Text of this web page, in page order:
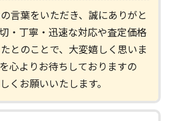
言葉をいただき、誠にありがと
・丁寧・迅速な対応や査定価格
とのことで、大変嬉しく思いま
心よりお待ちしておりますの
くお願いいたします。